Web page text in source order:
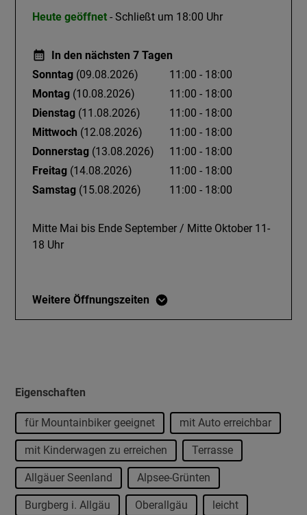
weiter zum Museumsdorf Erzgruben. Ein Erlebnis ist auch
der Museumsbahn zurück nach Burgberg.
Gipfel:
- Grünten
- Burgberger Hörnle
Besonderheiten:
: Das Alpe Topfen »Veggiebrot« mit leckerem Bergkäse
Empfehlenswert: Das
vorhanden
Heute geöffnet - Schließt um 18:00 Uhr
In den nächsten 7 Tagen
Sonntag (09.08.2026)
11:00 - 18:00
Montag (10.08.2026)
11:00 - 18:00
Dienstag (11.08.2026)
11:00 - 18:00
Mittwoch (12.08.2026)
11:00 - 18:00
Donnerstag (13.08.2026)
11:00 - 18:00
Freitag (14.08.2026)
11:00 - 18:00
Samstag (15.08.2026) 11:00 - 18:00
Mitte Mai bis Ende September / Mitte Oktober 11-
18 Uhr
Weitere Öffnungszeiten
Eigenschaften
für Mountainbiker geeignet mit Auto erreichbar
mit Kinderwagen zu erreichen Terrasse
Allgäuer Seenland Alpsee-Grünten
Burgberg i. Allgäu Oberallgäu leicht